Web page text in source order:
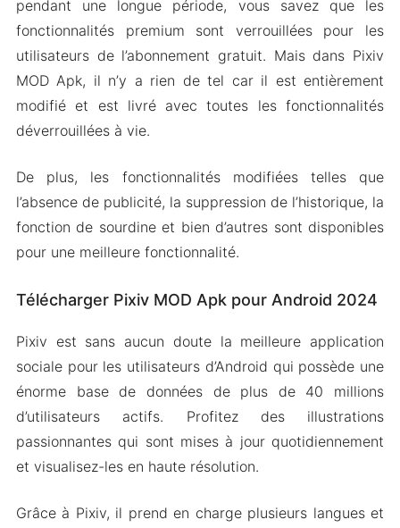
pendant une longue période, vous savez que les
fonctionnalités premium sont verrouillées pour les
utilisateurs de l’abonnement gratuit. Mais dans Pixiv
MOD Apk, il n’y a rien de tel car il est entièrement
modifié et est livré avec toutes les fonctionnalités
déverrouillées à vie.
De plus, les fonctionnalités modifiées telles que
l’absence de publicité, la suppression de l’historique, la
fonction de sourdine et bien d’autres sont disponibles
pour une meilleure fonctionnalité.
Télécharger Pixiv MOD Apk pour Android 2024
Pixiv est sans aucun doute la meilleure application
sociale pour les utilisateurs d’Android qui possède une
énorme base de données de plus de 40 millions
d’utilisateurs actifs. Profitez des illustrations
passionnantes qui sont mises à jour quotidiennement
et visualisez-les en haute résolution.
Grâce à Pixiv, il prend en charge plusieurs langues et